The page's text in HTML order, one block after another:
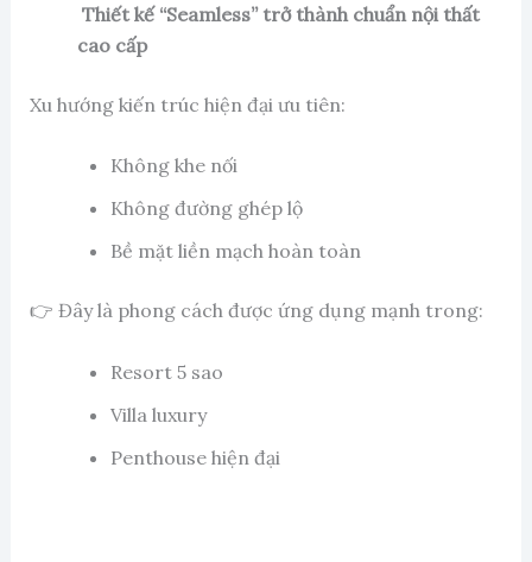
Thiết kế “Seamless” trở thành chuẩn nội thất
cao cấp
Xu hướng kiến trúc hiện đại ưu tiên:
Không khe nối
Không đường ghép lộ
Bề mặt liền mạch hoàn toàn
👉 Đây là phong cách được ứng dụng mạnh trong:
Resort 5 sao
Villa luxury
Penthouse hiện đại